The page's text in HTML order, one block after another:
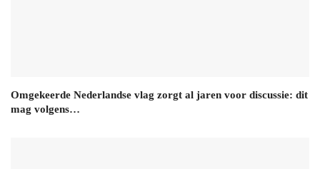
Omgekeerde Nederlandse vlag zorgt al jaren voor discussie: dit
mag volgens…